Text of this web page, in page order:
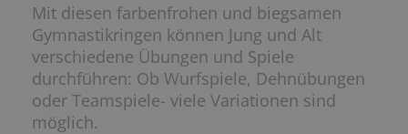
Mit diesen farbenfrohen und biegsamen
Gymnastikringen können Jung und Alt
verschiedene Übungen und Spiele
durchführen: Ob Wurfspiele, Dehnübungen
oder Teamspiele- viele Variationen sind
möglich.